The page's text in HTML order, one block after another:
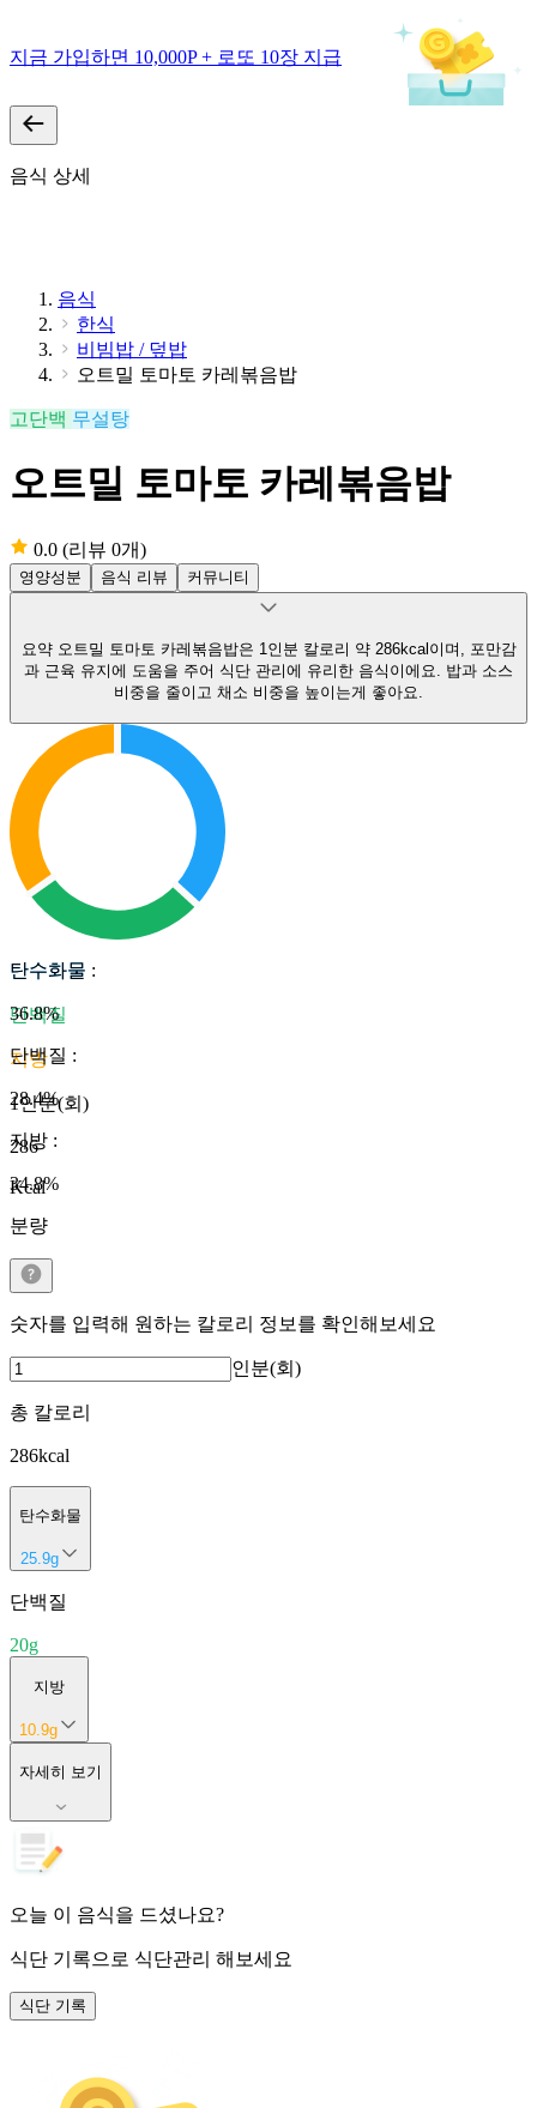
지금 가입하면 10,000P + 로또 10장 지급
음식 상세
음식
한식
비빔밥 / 덮밥
오트밀 토마토 카레볶음밥
고단백 무설탕
오트밀 토마토 카레볶음밥
0.0 (리뷰 0개)
영양성분 음식 리뷰 커뮤니티
요약 오트밀 토마토 카레볶음밥은 1인분 칼로리 약 286kcal이며, 포만감
과 근육 유지에 도움을 주어 식단 관리에 유리한 음식이에요. 밥과 소스
비중을 줄이고 채소 비중을 높이는게 좋아요.
탄수화물
단백질
지방
1인분(회)
286
Kcal
탄수화물 :
36.8%
단백질 :
28.4%
지방 :
34.8%
분량
숫자를 입력해 원하는 칼로리 정보를 확인해보세요
인분(회)
총 칼로리
286kcal
탄수화물
25.9g
단백질
20g
지방
10.9g
자세히 보기
오늘 이 음식을 드셨나요?
식단 기록으로 식단관리 해보세요
식단 기록